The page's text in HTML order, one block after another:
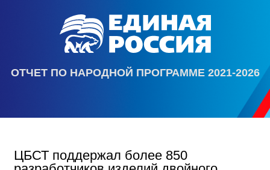
ОТЧЕТ ПО НАРОДНОЙ ПРОГРАММЕ 2021-2026
ЦБСТ поддержал более 850